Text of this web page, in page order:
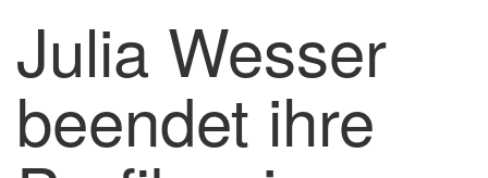
Julia Wesser
beendet ihre